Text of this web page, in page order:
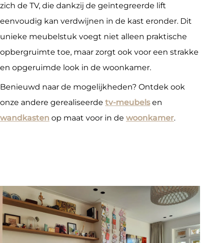
zich de TV, die dankzij de geïntegreerde lift
eenvoudig kan verdwijnen in de kast eronder. Dit
unieke meubelstuk voegt niet alleen praktische
opbergruimte toe, maar zorgt ook voor een strakke
en opgeruimde look in de woonkamer.
Benieuwd naar de mogelijkheden? Ontdek ook
onze andere gerealiseerde tv-meubels en
wandkasten op maat voor in de woonkamer.